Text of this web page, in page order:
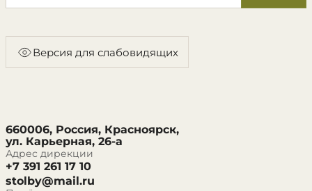
Версия для слабовидящих
660006, Россия, Красноярск,
ул. Карьерная, 26-а
Адрес дирекции
+7 391 261 17 10
stolby@mail.ru